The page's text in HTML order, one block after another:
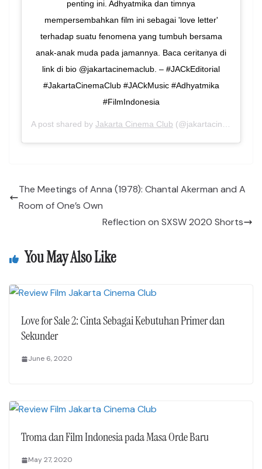
penting ini. Adhyatmika dan timnya
mempersembahkan film ini sebagai 'love letter'
terhadap suatu fenomena yang tumbuh bersama
anak-anak muda pada jamannya. Baca ceritanya di
link di bio @jakartacinemaclub. – #JACkEditorial
#JakartaCinemaClub #JACkMusic #Adhyatmika
#FilmIndonesia
A post shared by Jakarta Cinema Club (@jakartacinemaclub) on
The Meetings of Anna (1978): Chantal Akerman and A
Room of One’s Own
Reflection on SXSW 2020 Shorts
You May Also Like
Love for Sale 2: Cinta Sebagai Kebutuhan Primer dan
Sekunder
June 6, 2020
Troma dan Film Indonesia pada Masa Orde Baru
May 27, 2020